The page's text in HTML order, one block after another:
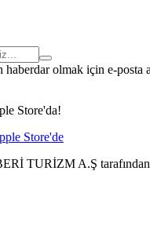
haberdar olmak için e-posta
Store'da!
TURİZM A.Ş tarafından